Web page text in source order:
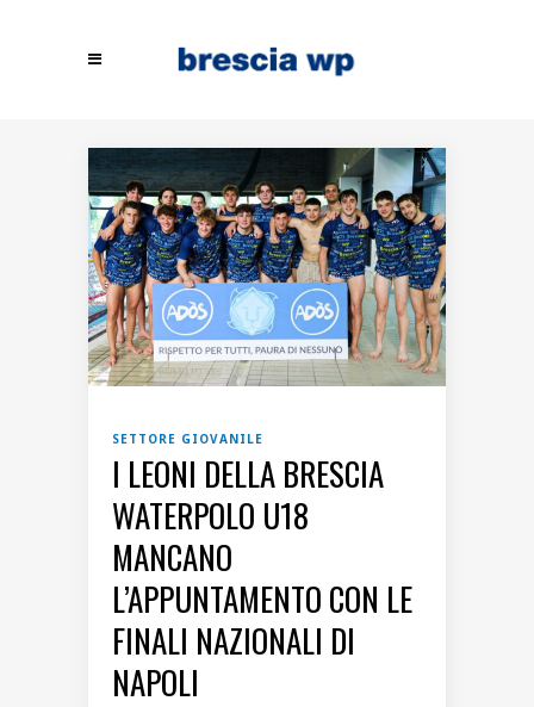
SETTORE GIOVANILE
I LEONI DELLA BRESCIA
WATERPOLO U18
MANCANO
L’APPUNTAMENTO CON LE
FINALI NAZIONALI DI
NAPOLI